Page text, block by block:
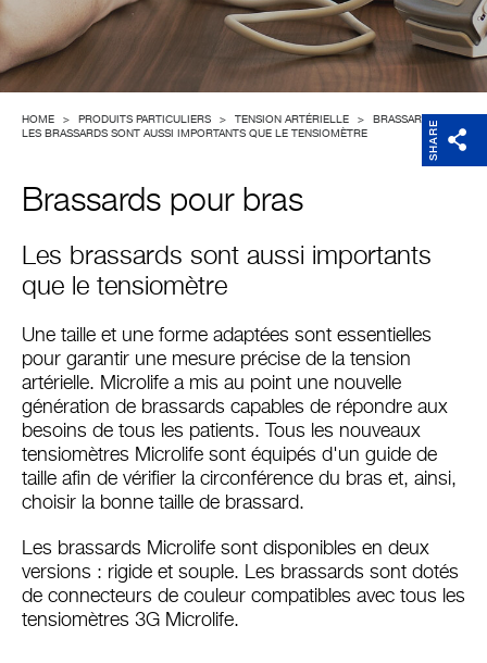
Support
HOME > PRODUITS PARTICULIERS > TENSION ARTÉRIELLE > BRASSARDS
LES BRASSARDS SONT AUSSI IMPORTANTS QUE LE TENSIOMÈTRE
SHARE
Brassards pour bras
Les brassards sont aussi importants
que le tensiomètre
Une taille et une forme adaptées sont essentielles
pour garantir une mesure précise de la tension
artérielle. Microlife a mis au point une nouvelle
génération de brassards capables de répondre aux
besoins de tous les patients. Tous les nouveaux
tensiomètres Microlife sont équipés d'un guide de
taille afin de vérifier la circonférence du bras et, ainsi,
choisir la bonne taille de brassard.
Les brassards Microlife sont disponibles en deux
versions : rigide et souple. Les brassards sont dotés
de connecteurs de couleur compatibles avec tous les
tensiomètres 3G Microlife.